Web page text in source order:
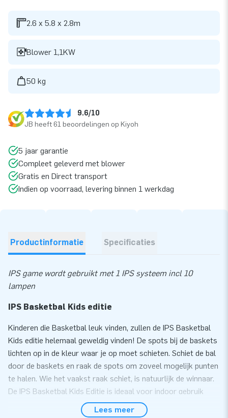
2.6 x 5.8 x 2.8m
Blower 1,1KW
50 kg
9.6/10
JB heeft 61 beoordelingen op Kiyoh
5 jaar garantie
Compleet geleverd met blower
Gratis en Direct transport
Indien op voorraad, levering binnen 1 werkdag
Productinformatie Specificaties
IPS game wordt gebruikt met 1 IPS systeem incl 10
lampen
IPS Basketbal Kids editie
Kinderen die Basketbal leuk vinden, zullen de IPS Basketbal
Kids editie helemaal geweldig vinden! De spots bij de baskets
lichten op in de kleur waar je op moet schieten. Schiet de bal
door de baskets en raak de spots om zoveel mogelijk punten
te halen. Wie het vaakst raak schiet, is natuurlijk de winnaar.
De IPS Basketbal Kids Editie is ideaal voor indoor gebruik
dankzij het compacte formaat!
Lees meer